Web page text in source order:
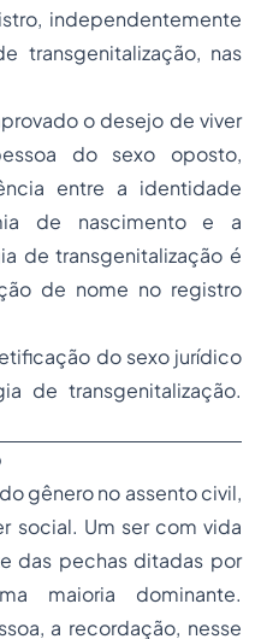
independentemente
transgenitalização, nas
o desejo de viver
do sexo oposto,
entre a identidade
de nascimento e a
de transgenitalização é
de nome no registro
do sexo jurídico
de transgenitalização.
gênero no assento civil,
social. Um ser com vida
das pechas ditadas por
maioria dominante.
a recordação, nesse